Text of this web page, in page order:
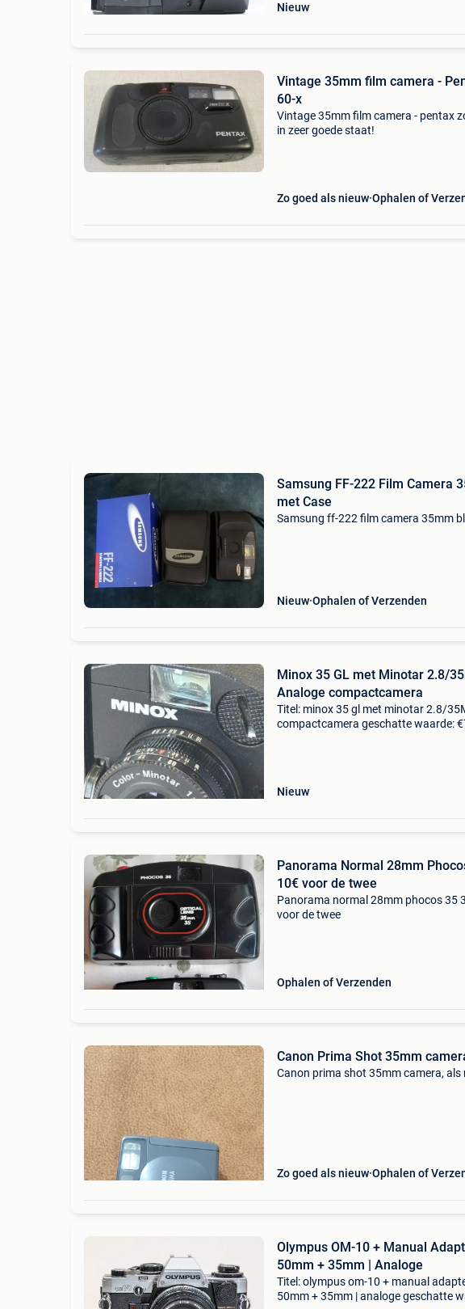
Nieuw
Vintage 35mm film camera -
60-x
Vintage 35mm film camera - pentax
in zeer goede staat!
Zo goed als nieuw Ophalen of
Samsung FF-222 Film Camera
met Case
Samsung ff-222 film camera 35mm
Nieuw Ophalen of Verzenden
Minox 35 GL met Minotar 2.8/
Analoge compactcamera
Titel: minox 35 gl met minotar 2.8/
compactcamera geschatte waarde:
Nieuw
Panorama Normal 28mm
10€ voor de twee
Panorama normal 28mm phocos 35
voor de twee
Ophalen of Verzenden
Canon Prima Shot 35mm
Canon prima shot 35mm camera, als
Zo goed als nieuw Ophalen of
Olympus OM-10 + Manual
50mm + 35mm | Analoge
Titel: olympus om-10 + manual
50mm + 35mm | analoge geschatte